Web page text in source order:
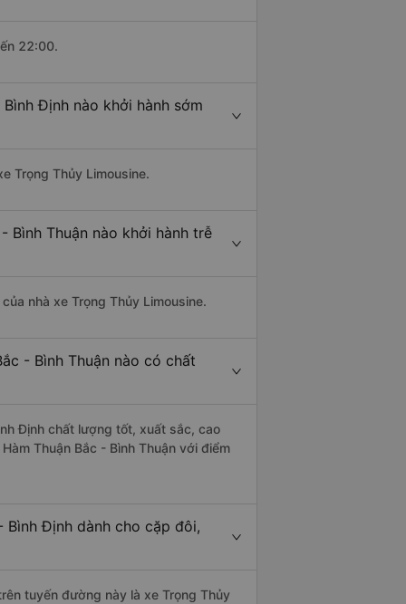
22:00.
Định nào khởi hành sớm
Trọng Thủy Limousine.
Bình Thuận nào khởi hành trễ
nhà xe Trọng Thủy Limousine.
- Bình Thuận nào có chất
Định chất lượng tốt, xuất sắc, cao
Thuận Bắc - Bình Thuận với điểm
Bình Định dành cho cặp đôi,
tuyến đường này là xe Trọng Thủy